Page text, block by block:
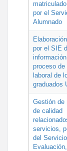
por el
Alumnado
por el SIE
proceso de
laboral de
graduados
Gestión de
de calidad
servicios,
del